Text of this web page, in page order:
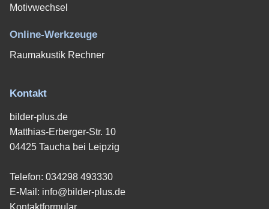
Motivwechsel
Online-Werkzeuge
Raumakustik Rechner
Kontakt
bilder-plus.de
Matthias-Erberger-Str. 10
04425 Taucha bei Leipzig
Telefon: 034298 493330
E-Mail: info@bilder-plus.de
Kontaktformular